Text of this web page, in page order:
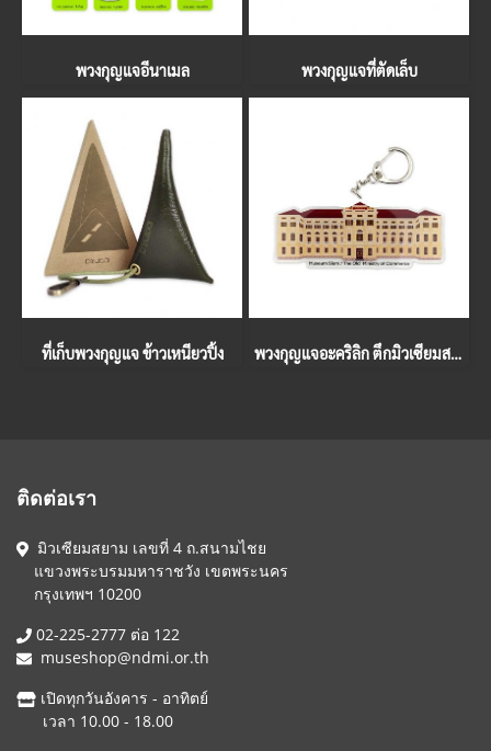
พวงกุญแจอีนาเมล พวงกุญแจที่ตัดเล็บ
ที่เก็บพวงกุญแจ ข้าวเหนียวปิ้ง พวงกุญแจอะคริลิก ตึกมิวเซียมสยาม
ติดต่อเรา
มิวเซียมสยาม เลขที่ 4 ถ.สนามไชย
แขวงพระบรมมหาราชวัง เขตพระนคร
กรุงเทพฯ 10200
02-225-2777 ต่อ 122
museshop@ndmi.or.th
เปิดทุกวันอังคาร - อาทิตย์
เวลา 10.00 - 18.00